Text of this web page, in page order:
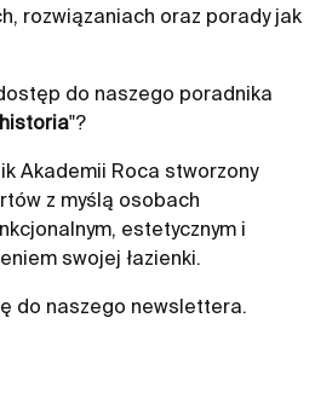
rozwiązaniach oraz porady jak
do naszego poradnika
"?
Akademii Roca stworzony
z myślą osobach
estetycznym i
swojej łazienki.
do naszego newslettera.